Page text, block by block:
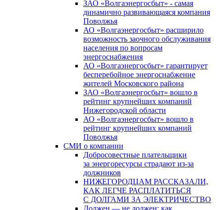
ЗАО «Волгаэнергосбыт» - самая
динамично развивающаяся компания
Поволжья
АО «Волгаэнергосбыт» расширило
возможность заочного обслуживания
населения по вопросам
энергоснабжения
АО «Волгаэнергосбыт» гарантирует
бесперебойное энергоснабжение
жителей Московского района
ЗАО «Волгаэнергосбыт» вошло в
рейтинг крупнейших компаний
Нижегородской области
АО «Волгаэнергосбыт» вошло в
рейтинг крупнейших компаний
Поволжья
СМИ о компании
Добросовестные плательщики
за энергоресурсы страдают из-за
должников
НИЖЕГОРОДЦАМ РАССКАЗАЛИ,
КАК ЛЕГЧЕ РАСПЛАТИТЬСЯ
С ДОЛГАМИ ЗА ЭЛЕКТРИЧЕСТВО